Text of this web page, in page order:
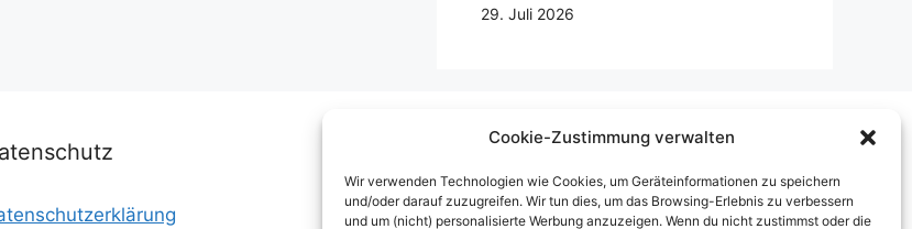
Cookie-Zustimmung verwalten
Wir verwenden Technologien wie Cookies, um Geräteinformationen zu speichern
und/oder darauf zuzugreifen. Wir tun dies, um das Browsing-Erlebnis zu verbessern
und um (nicht) personalisierte Werbung anzuzeigen. Wenn du nicht zustimmst oder die
29. Juli 2026
Über uns
Impressum